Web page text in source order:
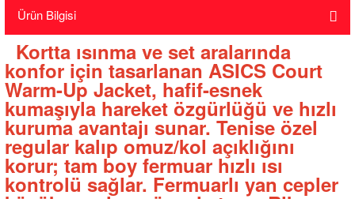
Ürün Bilgisi
Kortta ısınma ve set aralarında
konfor için tasarlanan ASICS Court
Warm-Up Jacket, hafif-esnek
kumaşıyla hareket özgürlüğü ve hızlı
kuruma avantajı sunar. Tenise özel
regular kalıp omuz/kol açıklığını
korur; tam boy fermuar hızlı ısı
kontrolü sağlar. Fermuarlı yan cepler